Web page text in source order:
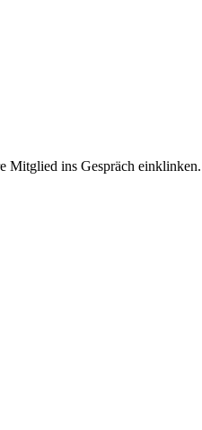
Mitglied ins Gespräch einklinken.